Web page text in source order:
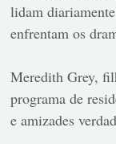
lidam
enfrentam os
Meredith Grey,
programa de
e amizades